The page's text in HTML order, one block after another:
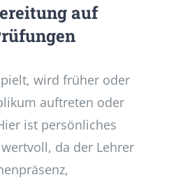
auf
wird früher oder
auftreten oder
ist persönliches
da der Lehrer